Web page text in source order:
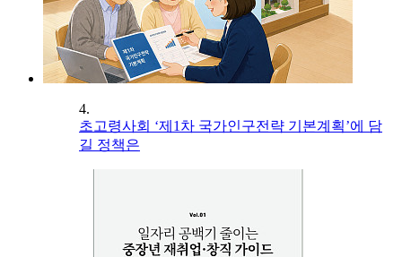
4.
초고령사회 ‘제1차 국가인구전략 기본계획’에 담
길 정책은